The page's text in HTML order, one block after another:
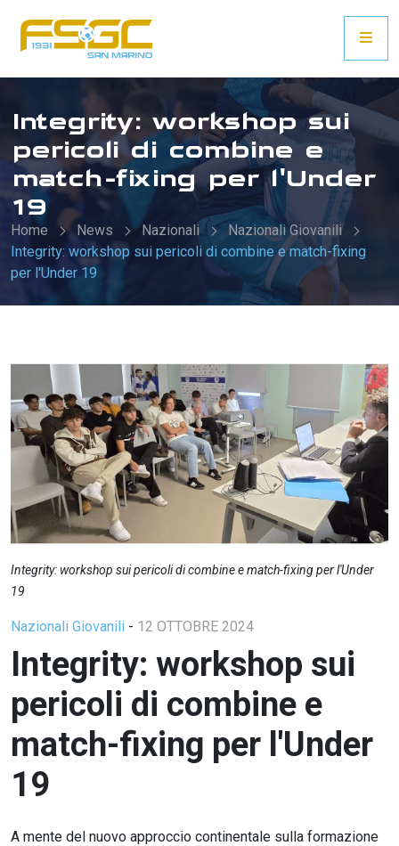
Integrity: workshop sui
pericoli di combine e
match-fixing per l'Under
19
Home News Nazionali
Nazionali Giovanili
Integrity: workshop sui pericoli di combine e match-fixing
per l'Under 19
Integrity: workshop sui pericoli di combine e match-fixing per l'Under
19
Nazionali Giovanili - 12 OTTOBRE 2024
Integrity: workshop sui
pericoli di combine e
match-fixing per l'Under
19
A mente del nuovo approccio continentale sulla formazione